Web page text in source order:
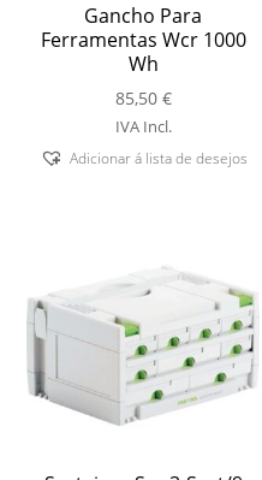
Gancho Para
Ferramentas Wcr 1000
Wh
85,50 €
IVA Incl.
Adicionar á lista de desejos